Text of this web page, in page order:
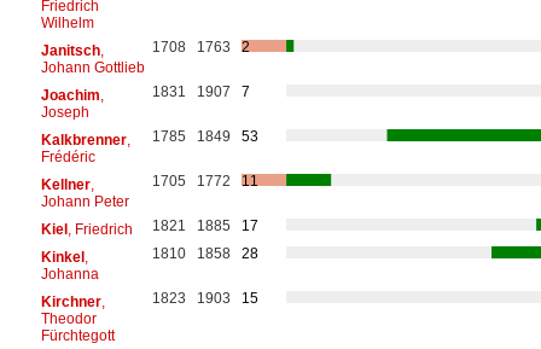
Friedrich
Wilhelm
Janitsch,
Johann Gottlieb
1708 1763 2
Joachim
Joseph
1831 1907 7
Kalkbrenner,
Frédéric
1785 1849 53
Kellner,
Johann Peter
1705 1772 11
Kiel, Friedrich 1821 1885
17
Kinkel,
Johanna
1810 1858 28
Kirchner,
Theodor
Fürchtegott
1823 1903 15